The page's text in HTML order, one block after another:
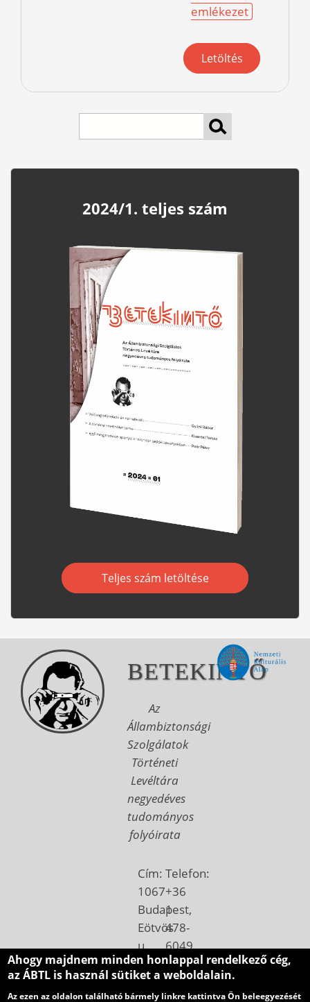
emlékezet
Letöltés
2024/1. teljes szám
Teljes szám letöltése
BETEKINTŐ
Az
Állambiztonsági
Szolgálatok
Történeti
Levéltára
negyedéves
tudományos
folyóirata
Cím:
1067
Budapest,
Eötvös
u.
7.
Postacím:
Telefon:
+36
1
478-
6049
Email:
betekinto@abtl.hu
Ahogy majdnem minden honlappal rendelkező cég,
az ÁBTL is használ sütiket a weboldalain.
Az ezen az oldalon található bármely linkre kattintva Ön beleegyezését